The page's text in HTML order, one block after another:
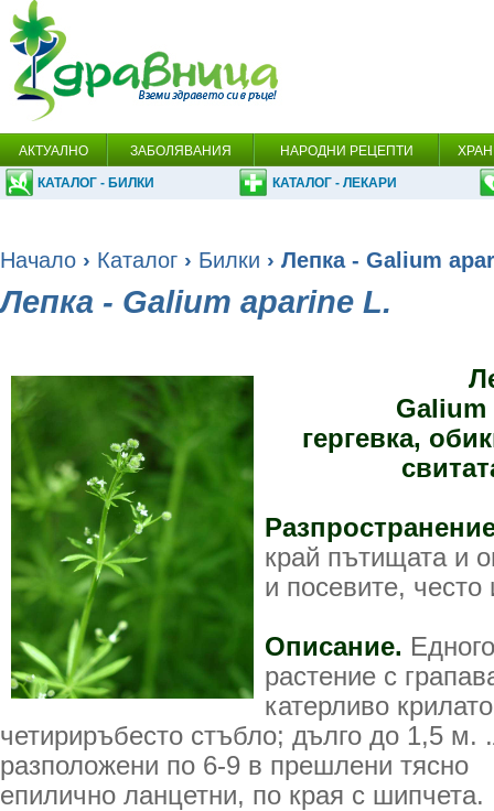
АКТУАЛНО ЗАБОЛЯВАНИЯ НАРОДНИ РЕЦЕПТИ
КАТАЛОГ - БИЛКИ КАТАЛОГ - ЛЕКАРИ
Начало › Каталог › Билки › Лепка - Galium
Лепка - Galium aparine L.
Galium
гергевка,
край пътищата и
и посевите, често
Описание.
растение с
катерливо
четириръбесто стъбло; дълго до 1,5 м.
разположени по 6-9 в прешлени тясно
епилично ланцетни, по края с шипчета.